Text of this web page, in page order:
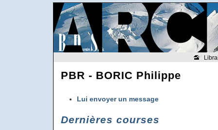
PBR - BORIC Philippe
Lui envoyer un message
Dernières courses